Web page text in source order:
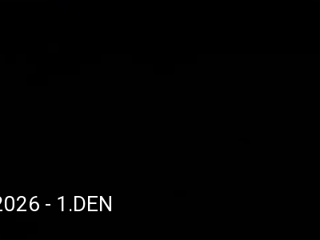
- 1.DEN